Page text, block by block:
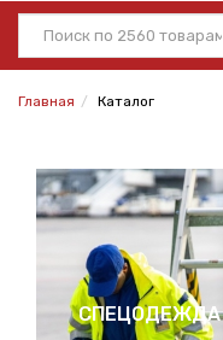
Главная Каталог
СПЕЦОДЕЖДА